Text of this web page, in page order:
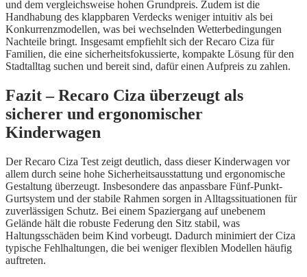
und dem vergleichsweise hohen Grundpreis. Zudem ist die
Handhabung des klappbaren Verdecks weniger intuitiv als bei
Konkurrenzmodellen, was bei wechselnden Wetterbedingungen
Nachteile bringt. Insgesamt empfiehlt sich der Recaro Ciza für
Familien, die eine sicherheitsfokussierte, kompakte Lösung für den
Stadtalltag suchen und bereit sind, dafür einen Aufpreis zu zahlen.
Fazit – Recaro Ciza überzeugt als
sicherer und ergonomischer
Kinderwagen
Der Recaro Ciza Test zeigt deutlich, dass dieser Kinderwagen vor
allem durch seine hohe Sicherheitsausstattung und ergonomische
Gestaltung überzeugt. Insbesondere das anpassbare Fünf-Punkt-
Gurtsystem und der stabile Rahmen sorgen in Alltagssituationen für
zuverlässigen Schutz. Bei einem Spaziergang auf unebenem
Gelände hält die robuste Federung den Sitz stabil, was
Haltungsschäden beim Kind vorbeugt. Dadurch minimiert der Ciza
typische Fehlhaltungen, die bei weniger flexiblen Modellen häufig
auftreten.